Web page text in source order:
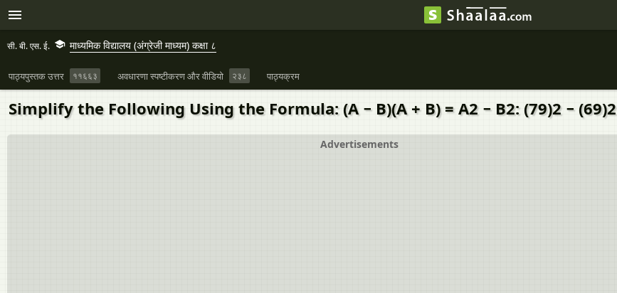
सी. बी. एस. ई. माध्यमिक विद्यालय (अंग्रेजी माध्यम) कक्षा ८
पाठ्यपुस्तक उत्तर ११६६३ अवधारणा स्पष्टीकरण और वीडियो २३८ पाठ्यक्रम
Simplify the Following Using the Formula: (A − B)(A + B) = A2 − B2: (79)2 − (69)2
Advertisements